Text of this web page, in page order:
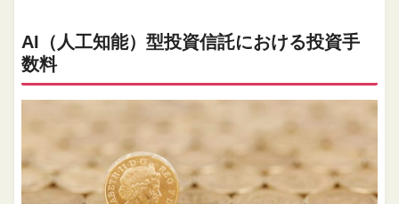
AI（人工知能）型投資信託における投資手
数料